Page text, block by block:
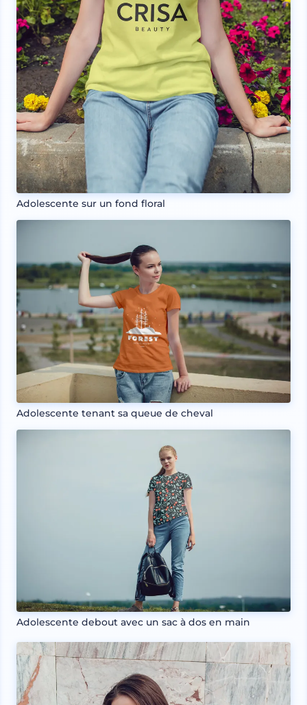
Adolescente sur un fond floral
Adolescente tenant sa queue de cheval
Adolescente debout avec un sac à dos en main